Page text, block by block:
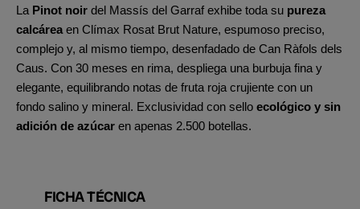
La Pinot noir del Massís del Garraf exhibe toda su pureza
calcárea en Clímax Rosat Brut Nature, espumoso preciso,
complejo y, al mismo tiempo, desenfadado de Can Ràfols dels
Caus. Con 30 meses en rima, despliega una burbuja fina y
elegante, equilibrando notas de fruta roja crujiente con un
fondo salino y mineral. Exclusividad con sello ecológico y sin
adición de azúcar en apenas 2.500 botellas.
FICHA TÉCNICA